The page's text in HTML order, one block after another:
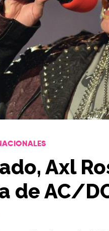
Axl
de AC/